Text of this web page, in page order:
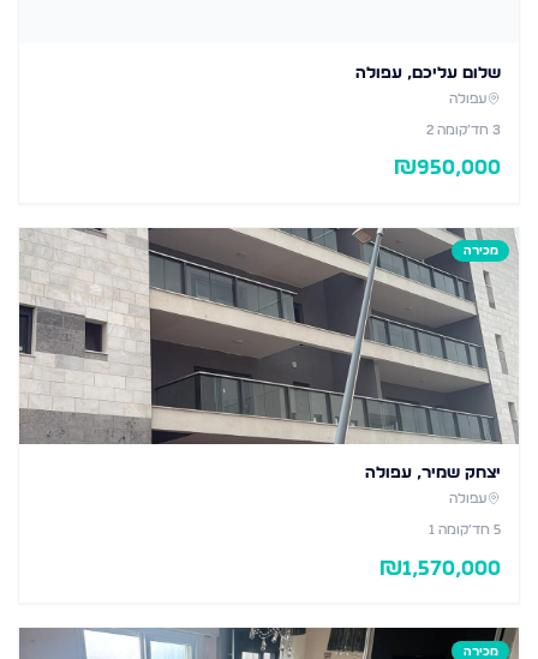
שלום עליכם, עפולה
עפולה
3 חד׳קומה 2
₪950,000
מכירה
יצחק שמיר, עפולה
עפולה
5 חד׳קומה 1
₪1,570,000
מכירה